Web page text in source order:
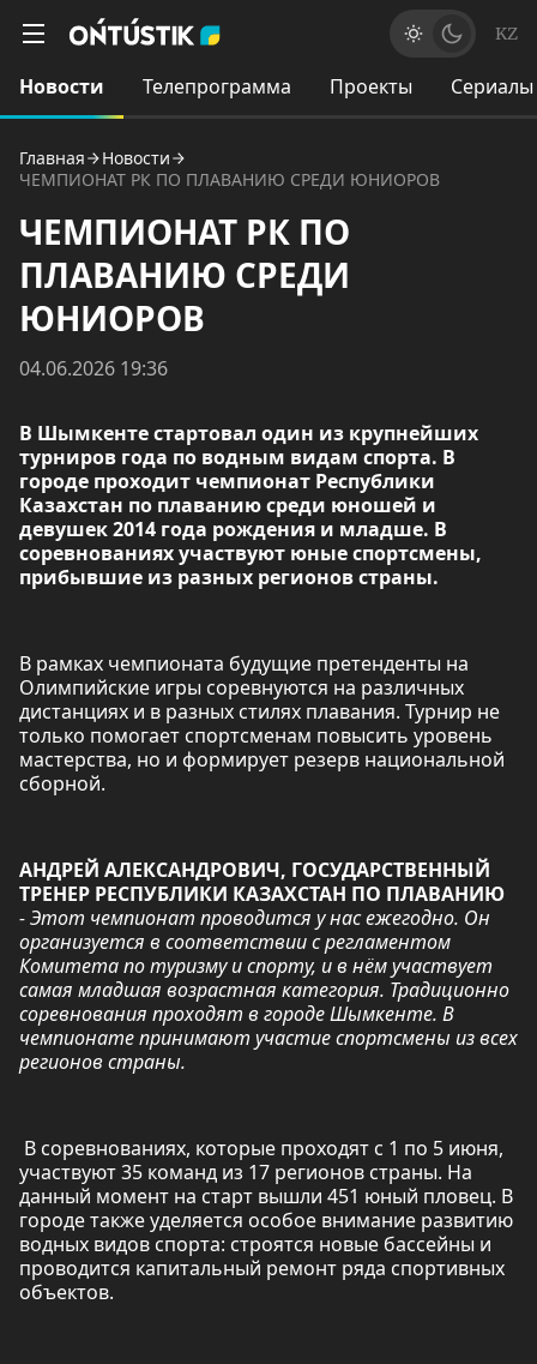
KZ
Новости Телепрограмма Проекты Сериалы
Главная
Новости
ЧЕМПИОНАТ РК ПО ПЛАВАНИЮ СРЕДИ ЮНИОРОВ
ЧЕМПИОНАТ РК ПО
ПЛАВАНИЮ СРЕДИ
ЮНИОРОВ
04.06.2026 19:36
В Шымкенте стартовал один из крупнейших
турниров года по водным видам спорта. В
городе проходит чемпионат Республики
Казахстан по плаванию среди юношей и
девушек 2014 года рождения и младше. В
соревнованиях участвуют юные спортсмены,
прибывшие из разных регионов страны.
В рамках чемпионата будущие претенденты на
Олимпийские игры соревнуются на различных
дистанциях и в разных стилях плавания. Турнир не
только помогает спортсменам повысить уровень
мастерства, но и формирует резерв национальной
сборной.
АНДРЕЙ АЛЕКСАНДРОВИЧ, ГОСУДАРСТВЕННЫЙ
ТРЕНЕР РЕСПУБЛИКИ КАЗАХСТАН ПО ПЛАВАНИЮ
- Этот чемпионат проводится у нас ежегодно. Он
организуется в соответствии с регламентом
Комитета по туризму и спорту, и в нём участвует
самая младшая возрастная категория. Традиционно
соревнования проходят в городе Шымкенте. В
чемпионате принимают участие спортсмены из всех
регионов страны.
В соревнованиях, которые проходят с 1 по 5 июня,
участвуют 35 команд из 17 регионов страны. На
данный момент на старт вышли 451 юный пловец. В
городе также уделяется особое внимание развитию
водных видов спорта: строятся новые бассейны и
проводится капитальный ремонт ряда спортивных
объектов.